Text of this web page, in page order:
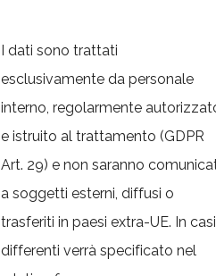
I dati sono trattati
esclusivamente da personale
interno, regolarmente
e istruito al trattamento (GDPR
Art. 29) e non saranno
a soggetti esterni, diffusi o
trasferiti in paesi extra-UE. In casi
differenti verrà specificato nel